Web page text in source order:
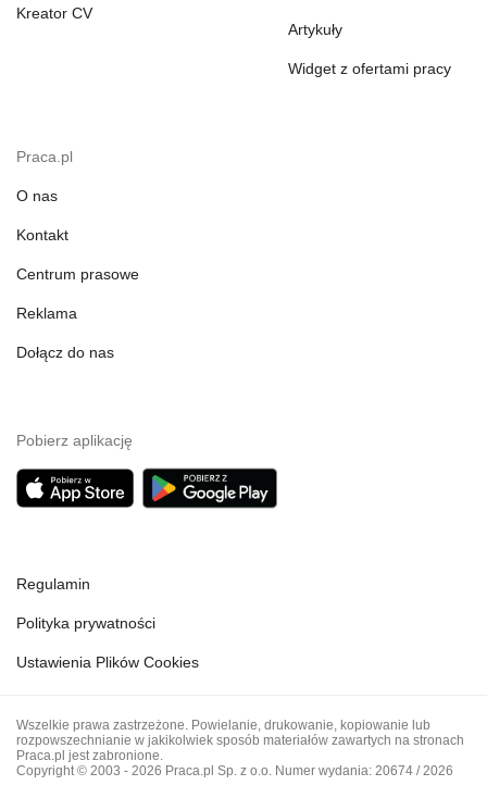
Kreator CV
Artykuły
Widget z ofertami pracy
Praca.pl
O nas
Kontakt
Centrum prasowe
Reklama
Dołącz do nas
Pobierz aplikację
Regulamin
Polityka prywatności
Ustawienia Plików Cookies
Wszelkie prawa zastrzeżone. Powielanie, drukowanie, kopiowanie lub
rozpowszechnianie w jakikolwiek sposób materiałów zawartych na stronach
Praca.pl jest zabronione.
Copyright © 2003 - 2026 Praca.pl Sp. z o.o. Numer wydania: 20674 / 2026